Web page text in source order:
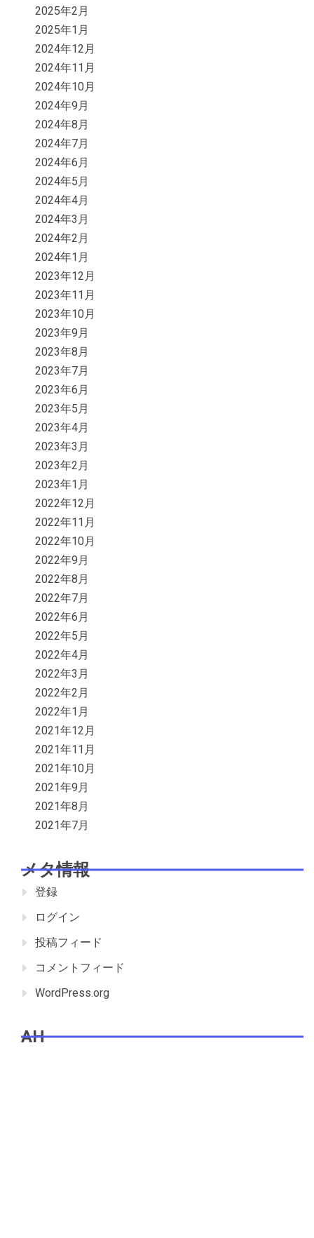
2025年2月
2025年1月
2024年12月
2024年11月
2024年10月
2024年9月
2024年8月
2024年7月
2024年6月
2024年5月
2024年4月
2024年3月
2024年2月
2024年1月
2023年12月
2023年11月
2023年10月
2023年9月
2023年8月
2023年7月
2023年6月
2023年5月
2023年4月
2023年3月
2023年2月
2023年1月
2022年12月
2022年11月
2022年10月
2022年9月
2022年8月
2022年7月
2022年6月
2022年5月
2022年4月
2022年3月
2022年2月
2022年1月
2021年12月
2021年11月
2021年10月
2021年9月
2021年8月
2021年7月
メタ情報
登録
ログイン
投稿フィード
コメントフィード
WordPress.org
AH